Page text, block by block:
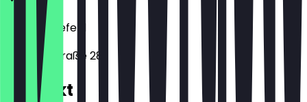
33602 Bielefeld
Bahnhofstraße 28
Kontakt